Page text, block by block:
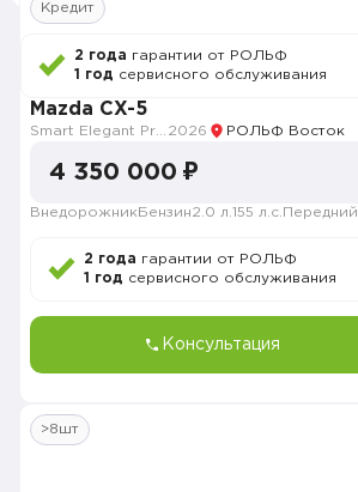
Кредит
2 года гарантии от РОЛЬФ
1 год сервисного обслуживания
Mazda CX-5
2026 РОЛЬФ Восток
4 350 000 ₽
Внедорожник Бензин2.0 л. 155 л.с. Передний
2 года гарантии от РОЛЬФ
1 год сервисного обслуживания
Консультация
>8шт